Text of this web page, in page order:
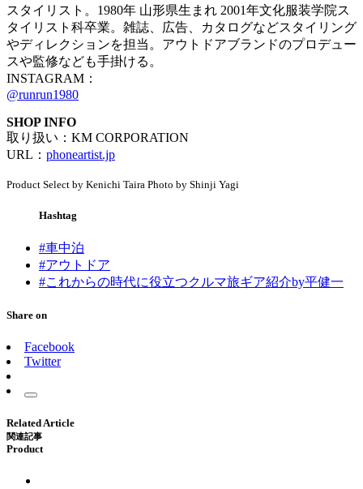
スタイリスト。1980年 山形県生まれ 2001年文化服装学院ス
タイリスト科卒業。雑誌、広告、カタログなどスタイリング
やディレクションを担当。アウトドアブランドのプロデュー
スや監修なども手掛ける。
INSTAGRAM：
@runrun1980
SHOP INFO
取り扱い：KM CORPORATION
URL： phoneartist.jp
Product Select by Kenichi Taira Photo by Shinji Yagi
Hashtag
#車中泊
#アウトドア
#これからの時代に役立つクルマ旅ギア紹介by平健一
Share on
Facebook
Twitter
Related Article
関連記事
Product